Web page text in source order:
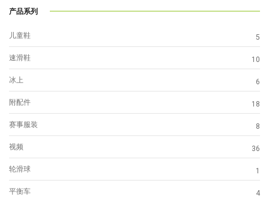
产品系列
儿童鞋 5
速滑鞋 10
冰上 6
附配件 18
赛事服装 8
视频 36
轮滑球 1
平衡车 4